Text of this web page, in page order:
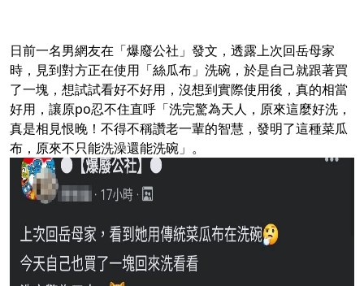
日前一名男網友在「爆廢公社」發文，透露上次回岳母家
時，見到對方正在使用「絲瓜布」洗碗，於是自己就跟著買
了一塊，想試試看好不好用，沒想到實際使用後，真的相當
好用，讓原po忍不住直呼「洗完驚為天人，原來這麼好洗，
真是相見恨晚！不得不稱讚老一輩的智慧，發明了這種菜瓜
布，原來不只能洗澡還能洗碗」。